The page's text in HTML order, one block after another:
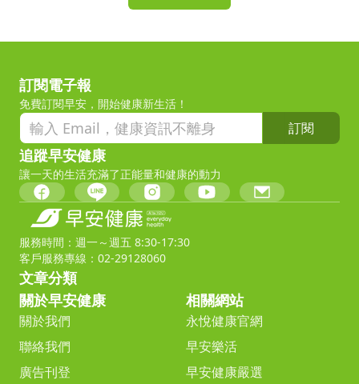
訂閱電子報
免費訂閱早安，開始健康新生活！
訂閱
追蹤早安健康
讓一天的生活充滿了正能量和健康的動力
服務時間：週一～週五 8:30-17:30
客戶服務專線：02-29128060
文章分類
關於早安健康
關於我們
聯絡我們
廣告刊登
相關網站
永悅健康官網
早安樂活
早安健康嚴選